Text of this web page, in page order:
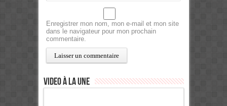
Enregistrer mon nom, mon e-mail et mon site
dans le navigateur pour mon prochain
commentaire.
Video à la Une